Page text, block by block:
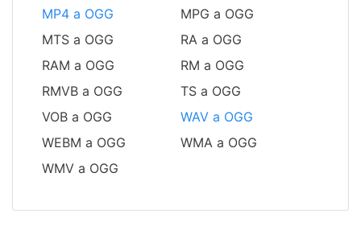
MP4 a OGG
MPG a OGG
MTS a OGG
RA a OGG
RAM a OGG
RM a OGG
RMVB a OGG
TS a OGG
VOB a OGG
WAV a OGG
WEBM a OGG
WMA a OGG
WMV a OGG